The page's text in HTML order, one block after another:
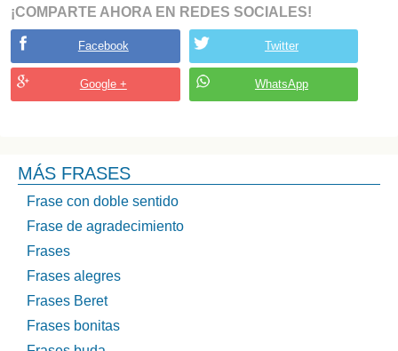
¡COMPARTE AHORA EN REDES SOCIALES!
Facebook Twitter
Google + WhatsApp
MÁS FRASES
Frase con doble sentido
Frase de agradecimiento
Frases
Frases alegres
Frases Beret
Frases bonitas